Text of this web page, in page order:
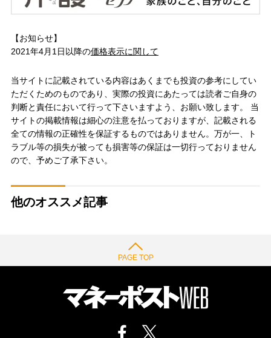
【お知らせ】
2021年4月1日以降の価格表示に関して
当サイトに記載されている内容はあくまでも投資の参考にしてい
ただくためのものであり、実際の投資にあたっては読者ご自身の
判断と責任において行って下さいますよう、お願い致します。 当
サイトの掲載情報は細心の注意を払っておりますが、記載される
全ての情報の正確性を保証するものではありません。万が一、ト
ラブル等の損失が被っても損害等の保証は一切行っておりません
ので、予めご了承下さい。
他のオススメ記事
PAGE TOP